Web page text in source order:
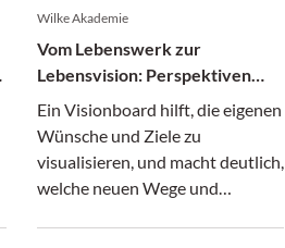
Wilke Akademie
Vom Lebenswerk zur
Lebensvision: Perspektiven
nach dem Apothekenverkauf
Ein Visionboard hilft, die eigenen
Wünsche und Ziele zu
visualisieren, und macht deutlich,
welche neuen Wege und